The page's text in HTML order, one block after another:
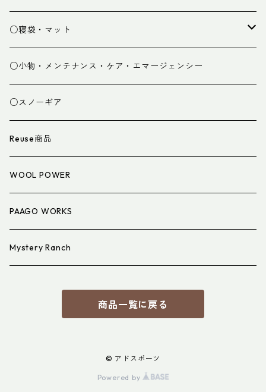
パンツ
グローブ
スパッツ・ゲイター
衣類小物
アイウェア
○寝袋・マット
寝袋
マット
寝具小物
○小物・メンテナンス・ケア・エマージェンシー
○スノーギア
Reuse商品
WOOL POWER
PAAGO WORKS
Mystery Ranch
商品一覧に戻る
© アドスポーツ
Powered by